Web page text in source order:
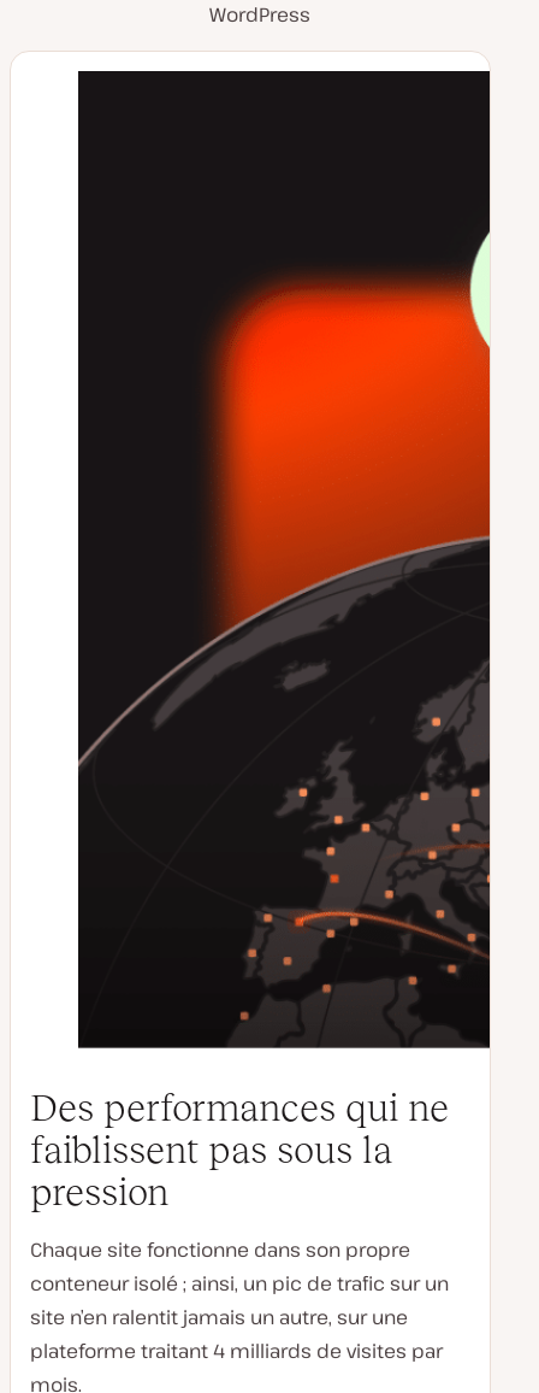
WordPress
Des performances qui ne
faiblissent pas sous la
pression
Chaque site fonctionne dans son propre
conteneur isolé ; ainsi, un pic de trafic sur un
site n’en ralentit jamais un autre, sur une
plateforme traitant 4 milliards de visites par
mois.